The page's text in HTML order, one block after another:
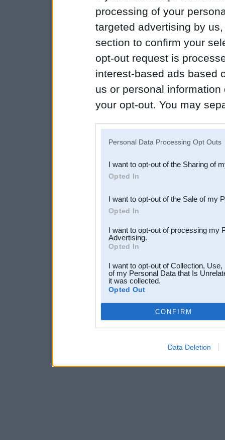
processing of your
targeted advertising by
section to confirm your
opt-out request is
interest-based ads based
us or personal
your opt-out. You may
Downstream Participants
third parties.
Personal Data Processing Opt Outs
I want to opt-out of the Sharing of
Opted In
I want to opt-out of the Sale of my
Opted In
I want to opt-out of processing my
Advertising.
Opted In
I want to opt-out of Collection,
of my Personal Data that Is
it was collected.
Opted Out
CONFIRM
Data Deletion